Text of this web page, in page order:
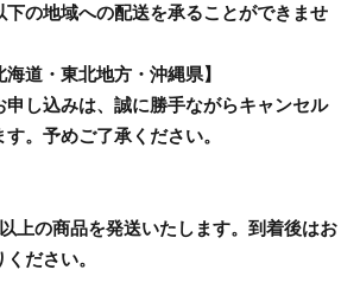
下の地域への配送を承ることができませ
海道・東北地方・沖縄県】
し込みは、誠に勝手ながらキャンセル
。予めご了承ください。
上の商品を発送いたします。到着後はお
ださい。